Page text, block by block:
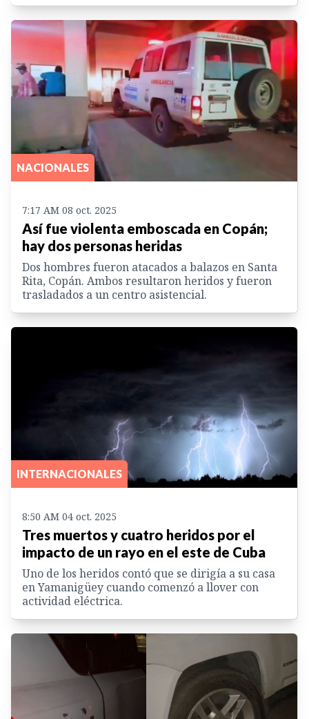
NACIONALES
7:17 AM 08 oct. 2025
Así fue violenta emboscada en Copán;
hay dos personas heridas
Dos hombres fueron atacados a balazos en Santa
Rita, Copán. Ambos resultaron heridos y fueron
trasladados a un centro asistencial.
INTERNACIONALES
8:50 AM 04 oct. 2025
Tres muertos y cuatro heridos por el
impacto de un rayo en el este de Cuba
Uno de los heridos contó que se dirigía a su casa
en Yamanigüey cuando comenzó a llover con
actividad eléctrica.